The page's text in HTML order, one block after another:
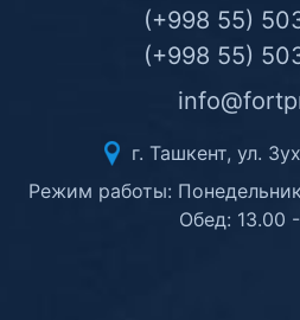
(+998 55)
(+998 55)
г. Ташкент, ул.
Режим работы:
Обед: 13.00